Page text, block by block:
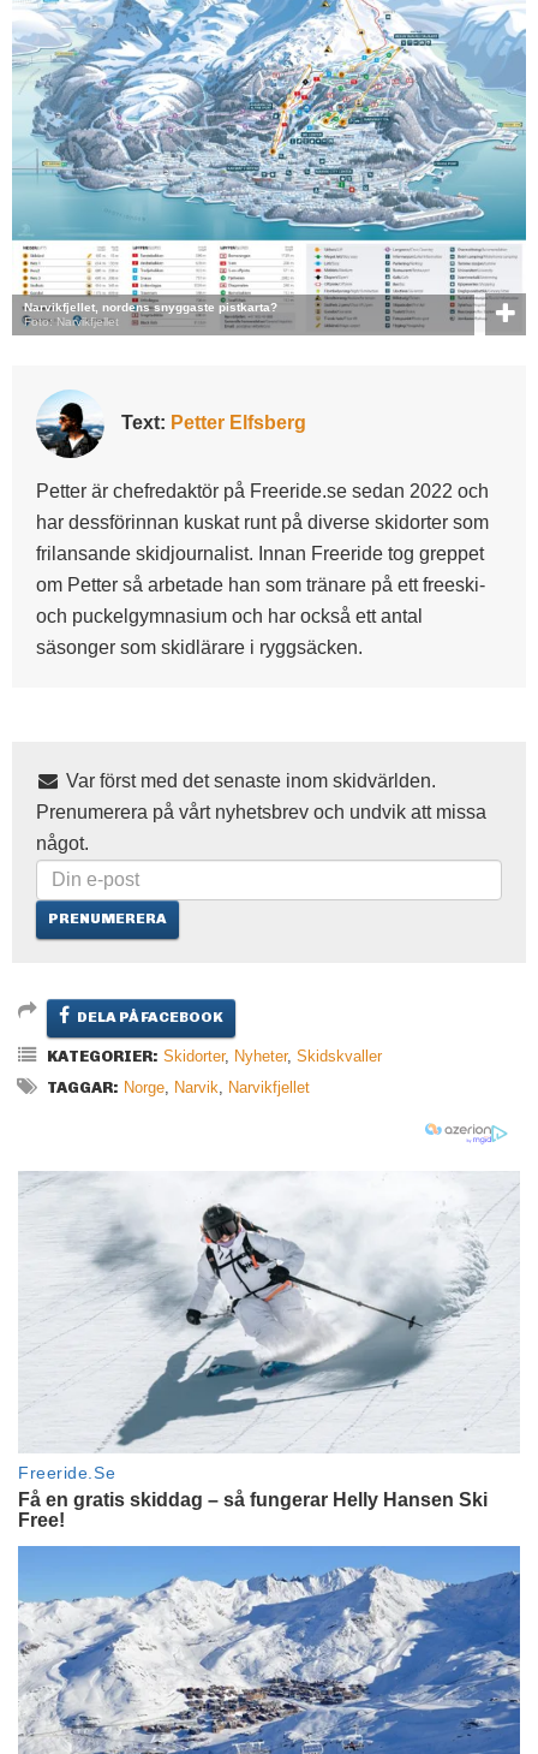
Narvikfjellet, nordens snyggaste pistkarta?
Foto: Narvikfjellet
Text: Petter Elfsberg
Petter är chefredaktör på Freeride.se sedan 2022 och
har dessförinnan kuskat runt på diverse skidorter som
frilansande skidjournalist. Innan Freeride tog greppet
om Petter så arbetade han som tränare på ett freeski-
och puckelgymnasium och har också ett antal
säsonger som skidlärare i ryggsäcken.
Var först med det senaste inom skidvärlden.
Prenumerera på vårt nyhetsbrev och undvik att missa
något.
DELA PÅ FACEBOOK
KATEGORIER: Skidorter, Nyheter, Skidskvaller
TAGGAR: Norge Narvik Narvikfjellet